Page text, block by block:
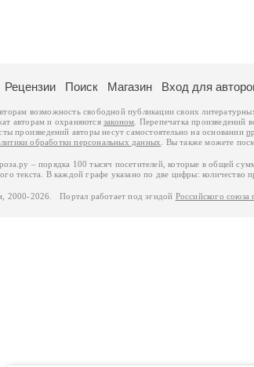
Рецензии Поиск Магазин Вход для
возможность свободной публикации своих
авторам и охраняются законом . Перепечатка произведений
произведений авторы несут самостоятельно на основании
обработки персональных данных . Вы также можете
– порядка 100 тысяч посетителей, которые в общей
текста. В каждой графе указано по две цифры: количество
2000-2026. Портал работает под эгидой Российского союза